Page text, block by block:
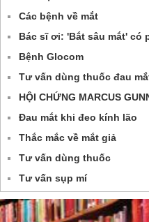
Các bệnh về mắt
Bác sĩ ơi: 'Bắt sâu mắt' có
Bệnh Glocom
Tư vấn dùng thuốc đau
HỘI CHỨNG MARCUS
Đau mắt khi đeo kính lão
Thắc mắc về mắt giả
Tư vấn dùng thuốc
Tư vấn sụp mí